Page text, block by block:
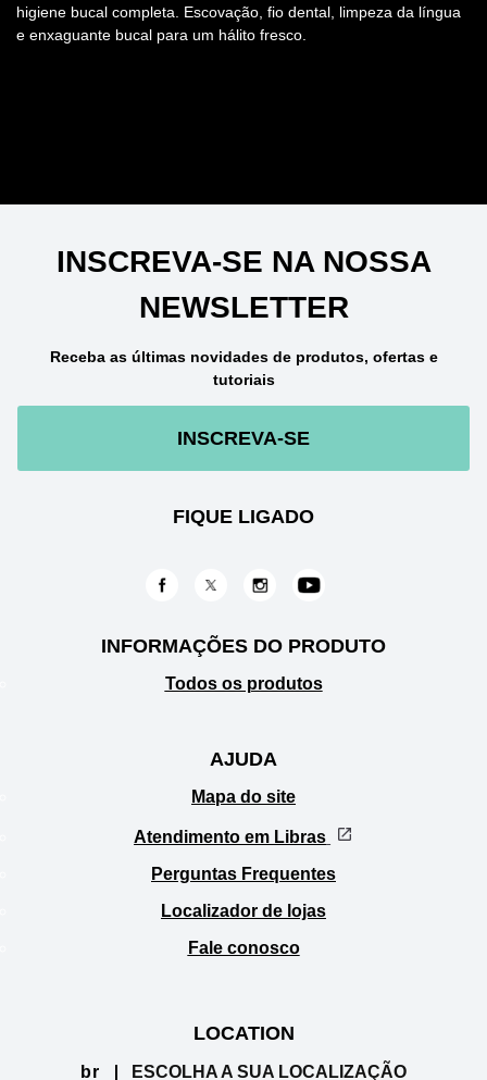
higiene bucal completa. Escovação, fio dental, limpeza da língua
e enxaguante bucal para um hálito fresco.
INSCREVA-SE NA NOSSA
NEWSLETTER
Receba as últimas novidades de produtos, ofertas e
tutoriais
INSCREVA-SE
FIQUE LIGADO
INFORMAÇÕES DO PRODUTO
Todos os produtos
AJUDA
Mapa do site
Atendimento em Libras
Perguntas Frequentes
Localizador de lojas
Fale conosco
LOCATION
br ESCOLHA A SUA LOCALIZAÇÃO